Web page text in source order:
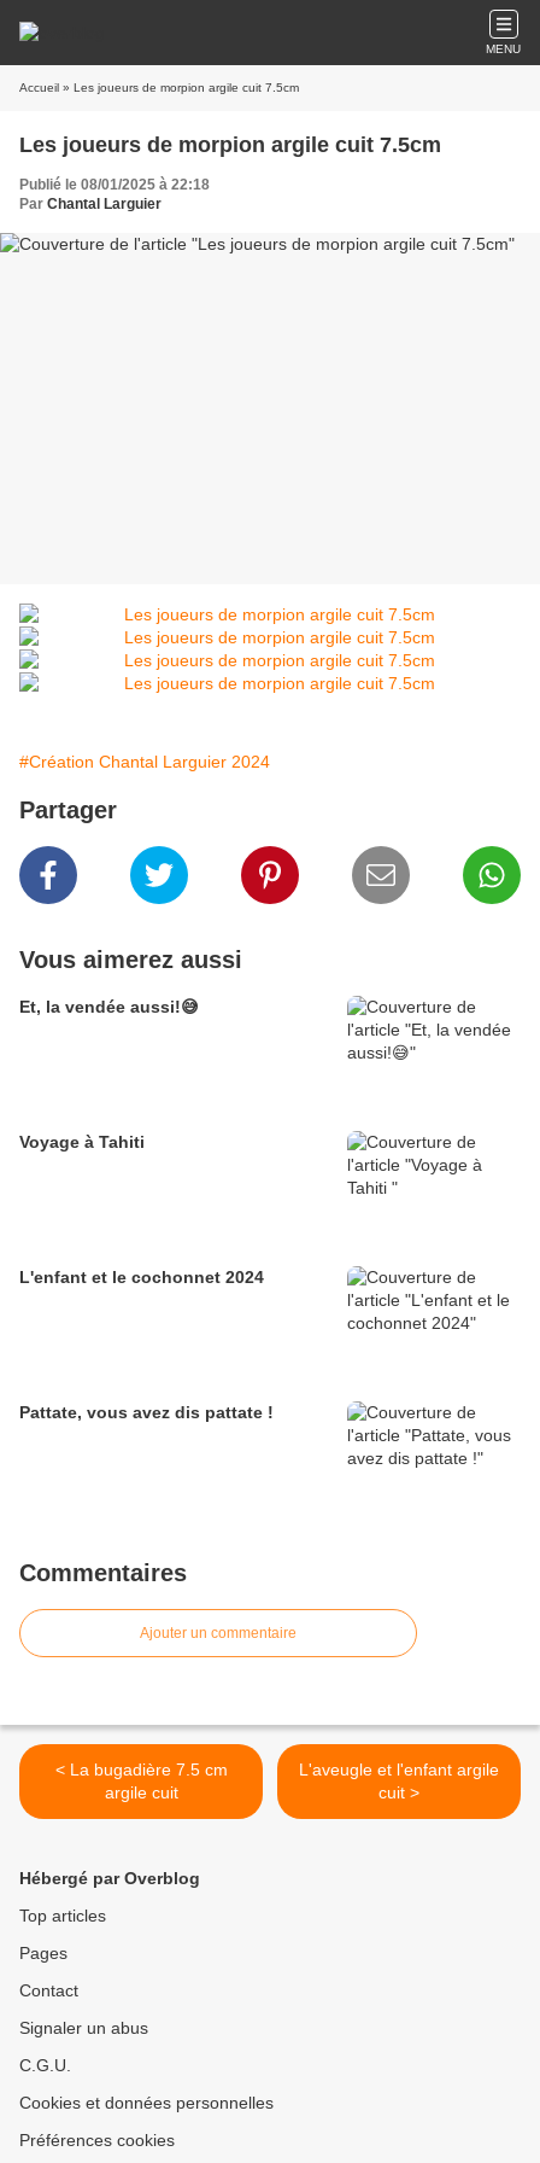
MENU
Accueil » Les joueurs de morpion argile cuit 7.5cm
Les joueurs de morpion argile cuit 7.5cm
Publié le 08/01/2025 à 22:18
Par Chantal Larguier
#Création Chantal Larguier 2024
Partager
Vous aimerez aussi
Et, la vendée aussi!😅
Voyage à Tahiti
L'enfant et le cochonnet 2024
Pattate, vous avez dis pattate !
Commentaires
Ajouter un commentaire
< La bugadière 7.5 cm
argile cuit
L'aveugle et l'enfant argile
cuit >
Hébergé par Overblog
Top articles
Pages
Contact
Signaler un abus
C.G.U.
Cookies et données personnelles
Préférences cookies